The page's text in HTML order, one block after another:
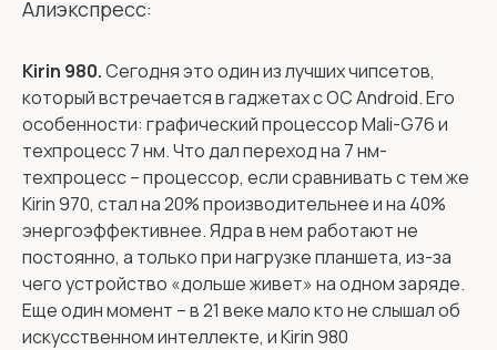
Алиэкспресс:
Kirin 980.Сегодня это один из лучших чипсетов,
который встречается в гаджетах с ОС Android. Его
особенности: графический процессор Mali-G76 и
техпроцесс 7 нм. Что дал переход на 7 нм-
техпроцесс – процессор, если сравнивать с тем же
Kirin 970, стал на 20% производительнее и на 40%
энергоэффективнее. Ядра в нем работают не
постоянно, а только при нагрузке планшета, из-за
чего устройство «дольше живет» на одном заряде.
Еще один момент – в 21 веке мало кто не слышал об
искусственном интеллекте, и Kirin 980